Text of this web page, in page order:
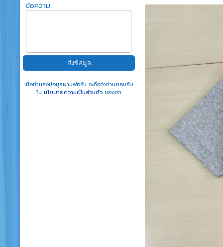
ข้อความ
เมื่อท่านส่งข้อมูลผ่านฟอร์ม จะถือว่าท่านยอมรับ
ใน นโยบายความเป็นส่วนตัวของเรา